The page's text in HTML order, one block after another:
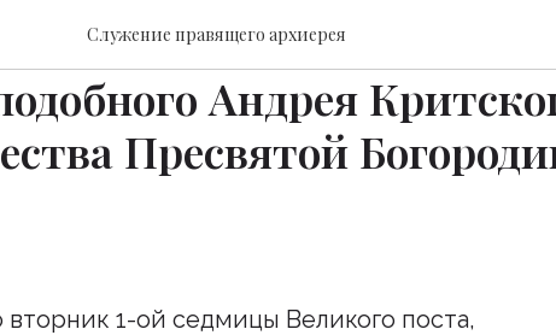
Служение правящего архиерея
с чтением Великого
Андрея
Пресвятой
вторник 1-ой седмицы Великого поста,